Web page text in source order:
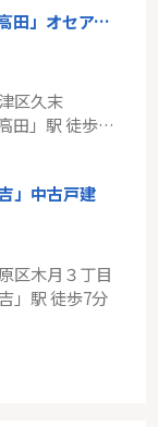
グリーンライン「高田」オセアン日吉台グリーンヒルズ
区久末
グリーンライン「高田」駅 徒歩24分
」中古戸建
区木月３丁目
」駅 徒歩7分